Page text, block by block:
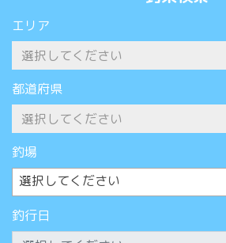
エリア
都道府県
釣場
選択してください
釣行日